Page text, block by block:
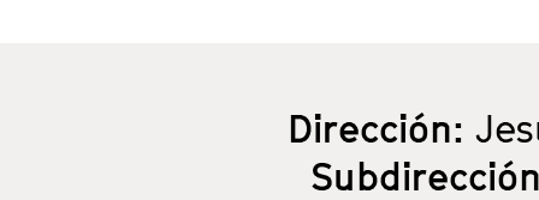
Dirección: